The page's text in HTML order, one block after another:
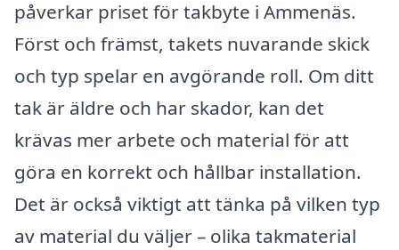
påverkar priset för takbyte i Ammenäs.
Först och främst, takets nuvarande skick
och typ spelar en avgörande roll. Om ditt
tak är äldre och har skador, kan det
krävas mer arbete och material för att
göra en korrekt och hållbar installation.
Det är också viktigt att tänka på vilken typ
av material du väljer – olika takmaterial